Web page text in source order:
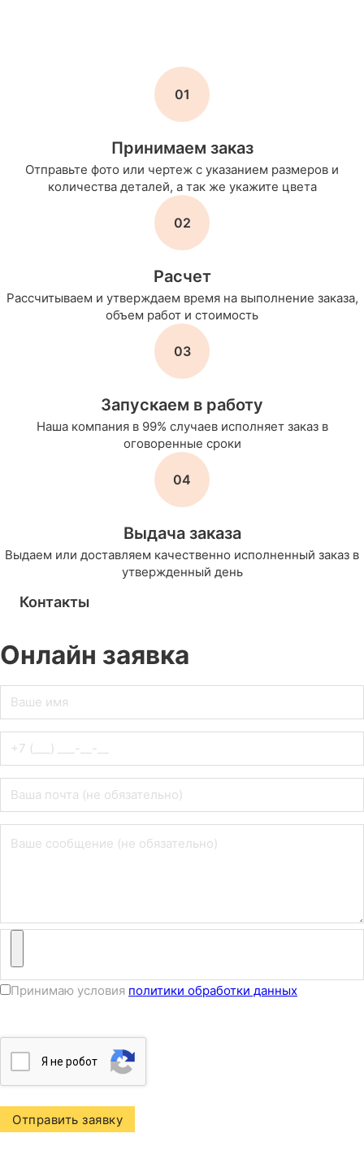
01
Принимаем заказ
Отправьте фото или чертеж с указанием размеров и
количества деталей, а так же укажите цвета
02
Расчет
Рассчитываем и утверждаем время на выполнение заказа,
объем работ и стоимость
03
Запускаем в работу
Наша компания в 99% случаев исполняет заказ в
оговоренные сроки
04
Выдача заказа
Выдаем или доставляем качественно исполненный заказ в
утвержденный день
Контакты
Онлайн заявка
Принимаю условия политики обработки данных
Я нe poбoт